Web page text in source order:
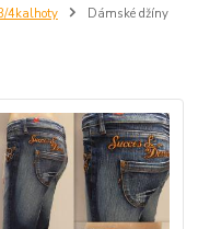
4kalhoty Dámské džíny